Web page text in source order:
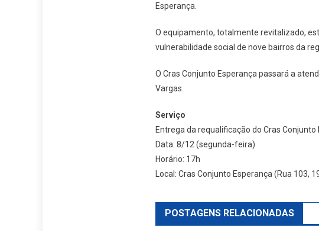
Esperança.
O equipamento, totalmente revitalizado,
vulnerabilidade social de nove bairros da
O Cras Conjunto Esperança passará a
Vargas.
Serviço
Entrega da requalificação do Cras Conjunto
Data: 8/12 (segunda-feira)
Horário: 17h
Local: Cras Conjunto Esperança (Rua 103,
POSTAGENS RELACIONADAS